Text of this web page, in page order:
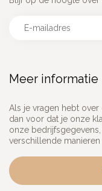
Meer informatie
Als je vragen hebt
dan voor dat je onze
onze
verschillende